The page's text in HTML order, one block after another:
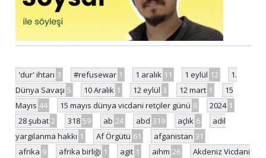
'dur' ihtarı 3 #refusewar 1 1 aralık 11 1 eylül 12
1.
Dünya Savaşı 5 10 Aralık 1 12 eylül 3 12 mart 1
15
Mayıs 44 15 mayıs dünya vicdani retçiler günü 6 2024 1
28 şubat 2 318 59 ab 24 abd 319 açlık 6
adil
yargılanma hakkı 1 Af Örgütü 61 afganistan 31
afrika 9 afrika birliği 1 agit 1 aihm 26
Akdeniz Vicdani